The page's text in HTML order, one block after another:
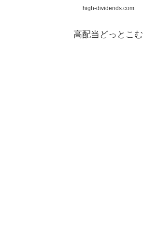
high-dividends.com
高配当どっとこむ